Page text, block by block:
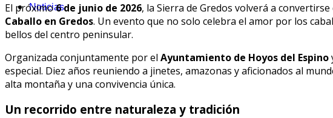
Noticias
El próximo6 de junio de 2026, la Sierra de Gredos volverá a
Caballo en Gredos. Un evento que no solo celebra el amor por los
bellos del centro peninsular.
Organizada conjuntamente por el Ayuntamiento de Hoyos del Espino
especial. Diez años reuniendo a jinetes, amazonas y aficionados al
alta montaña y una convivencia única.
Un recorrido entre naturaleza y tradición